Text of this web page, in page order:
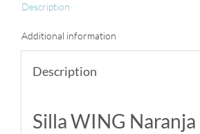
Description
Additional information
Description
Silla WING Naranja